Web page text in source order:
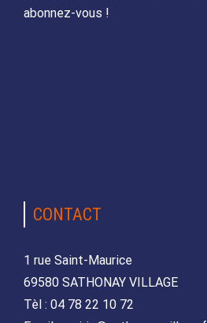
abonnez-vous !
CONTACT
1 rue Saint-Maurice
69580 SATHONAY VILLAGE
Tèl : 04 78 22 10 72